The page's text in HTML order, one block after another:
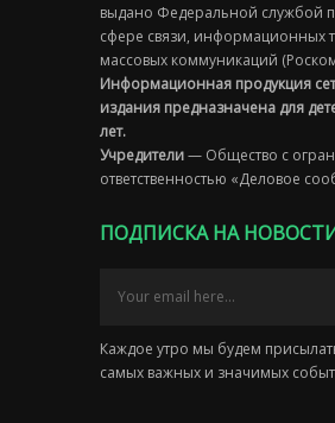
выдано Федеральной службой
сфере связи, информационных
массовых коммуникаций
Информационная продукция
издания предназначена для
лет.
Учредители— Общество с
ответственностью «Деловое
ПОДПИСКА НА
Каждое утро мы будем
самых важных и значимых